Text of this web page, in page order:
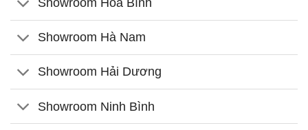
Showroom Hòa Bình
Showroom Hà Nam
Showroom Hải Dương
Showroom Ninh Bình